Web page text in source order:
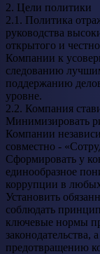
2. Цели политики
2.1. Политика
руководства
открытого и
Компании к
следованию
поддержанию
уровне.
2.2. Компания
Минимизировать
Компании
совместно -
Сформировать у
единообразное
коррупции в
Установить
соблюдать
ключевые нормы
предотвращению